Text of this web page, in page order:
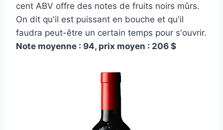
cent ABV offre des notes de fruits noirs mûrs.
On dit qu'il est puissant en bouche et qu'il
faudra peut-être un certain temps pour s'ouvrir.
Note moyenne : 94, prix moyen : 206 $